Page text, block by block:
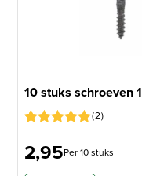
10 stuks schroeven
5op 5
gebaseerd
op
2
2,95Per 10 stuks